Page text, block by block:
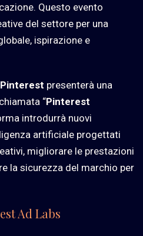
Questo evento
del settore per una
ispirazione e
Pinterest presenterà una
“Pinterest
introdurrà nuovi
artificiale progettati
migliorare le prestazioni
la sicurezza del marchio per
Ad Labs